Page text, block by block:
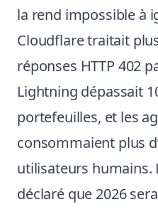
la rend impossible à
Cloudflare traitait
réponses HTTP 402
Lightning dépassait
portefeuilles, et les
consommaient plus
utilisateurs humains.
déclaré que 2026